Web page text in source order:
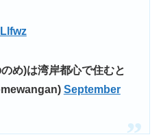
め)は湾岸都心で住むと
September